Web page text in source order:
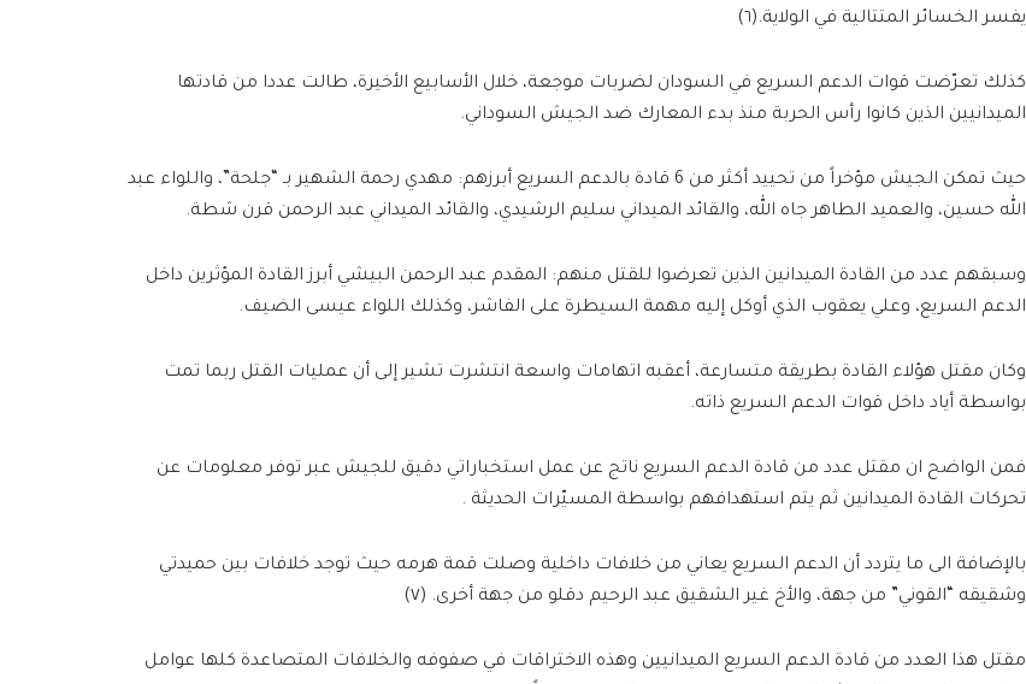
يفسر الخسائر المتتالية في الولاية.(٦)
كذلك تعرّضت قوات الدعم السريع في السودان لضربات موجعة، خلال الأسابيع الأخيرة، طالت عددا من قادتها
الميدانيين الذين كانوا رأس الحربة منذ بدء المعارك ضد الجيش السوداني.
حيث تمكن الجيش مؤخراً من تحييد أكثر من 6 قادة بالدعم السريع أبرزهم: مهدي رحمة الشهير بـ “جلحة”، واللواء عبد
الله حسين، والعميد الطاهر جاه الله، والقائد الميداني سليم الرشيدي، والقائد الميداني عبد الرحمن قرن شطة.
وسبقهم عدد من القادة الميدانين الذين تعرضوا للقتل منهم: المقدم عبد الرحمن البيشي أبرز القادة المؤثرين داخل
الدعم السريع، وعلي يعقوب الذي أوكل إليه مهمة السيطرة على الفاشر، وكذلك اللواء عيسى الضيف.
وكان مقتل هؤلاء القادة بطريقة متسارعة، أعقبه اتهامات واسعة انتشرت تشير إلى أن عمليات القتل ربما تمت
بواسطة أياد داخل قوات الدعم السريع ذاته.
فمن الواضح ان مقتل عدد من قادة الدعم السريع ناتج عن عمل استخباراتي دقيق للجيش عبر توفر معلومات عن
تحركات القادة الميدانين ثم يتم استهدافهم بواسطة المسيّرات الحديثة .
بالإضافة الى ما يتردد أن الدعم السريع يعاني من خلافات داخلية وصلت قمة هرمه حيث توجد خلافات بين حميدتي
وشقيقه “القوني” من جهة، والأخ غير الشقيق عبد الرحيم دقلو من جهة أخرى. (٧)
مقتل هذا العدد من قادة الدعم السريع الميدانيين وهذه الاختراقات في صفوفه والخلافات المتصاعدة كلها عوامل